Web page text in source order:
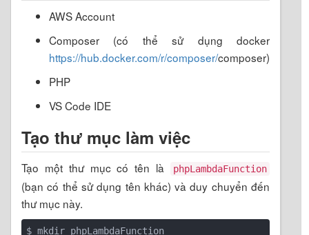
AWS Account
Composer (có thể sử dụng docker
https://hub.docker.com/r/composer/composer)
PHP
VS Code IDE
Tạo thư mục làm việc
Tạo một thư mục có tên là phpLambdaFunction
(bạn có thể sử dụng tên khác) và duy chuyển đến
thư mục này.